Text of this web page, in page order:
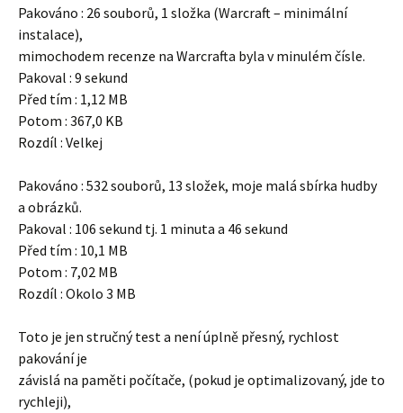
Pakováno : 26 souborů, 1 složka (Warcraft – minimální
instalace),
mimochodem recenze na Warcrafta byla v minulém čísle.
Pakoval : 9 sekund
Před tím : 1,12 MB
Potom : 367,0 KB
Rozdíl : Velkej
Pakováno : 532 souborů, 13 složek, moje malá sbírka hudby
a obrázků.
Pakoval : 106 sekund tj. 1 minuta a 46 sekund
Před tím : 10,1 MB
Potom : 7,02 MB
Rozdíl : Okolo 3 MB
Toto je jen stručný test a není úplně přesný, rychlost
pakování je
závislá na paměti počítače, (pokud je optimalizovaný, jde to
rychleji),